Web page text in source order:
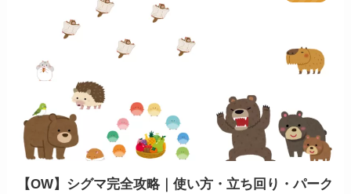
【OW】シグマ完全攻略｜使い方・立ち回り・パーク